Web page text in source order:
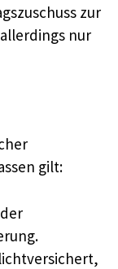
zur
nur
gilt: